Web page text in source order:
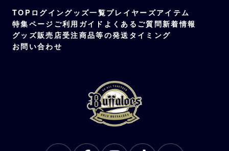
TOP ログイングッズ一覧プレイヤーズアイテム
特集ページ ご利用ガイド よくあるご質問新着情報
グッズ販売店受注商品等の発送タイミング
お問い合わせ